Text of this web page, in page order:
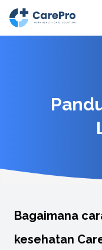
Bagaimana
kesehatan